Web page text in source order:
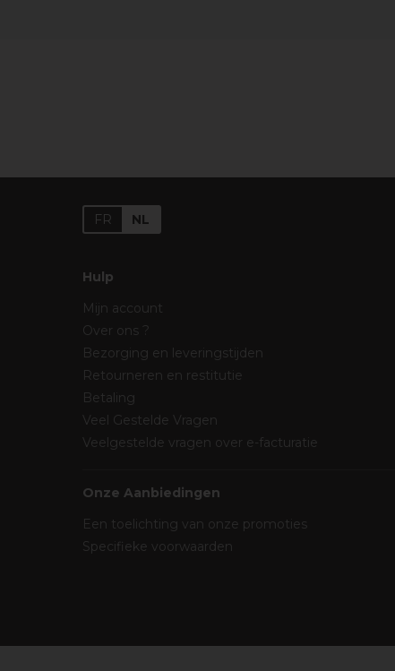
FR NL
Hulp
Mijn account
Over ons ?
Bezorging en leveringstijden
Retourneren en restitutie
Betaling
Veel Gestelde Vragen
Veelgestelde vragen over e-facturatie
Onze Aanbiedingen
Een toelichting van onze promoties
Specifieke voorwaarden